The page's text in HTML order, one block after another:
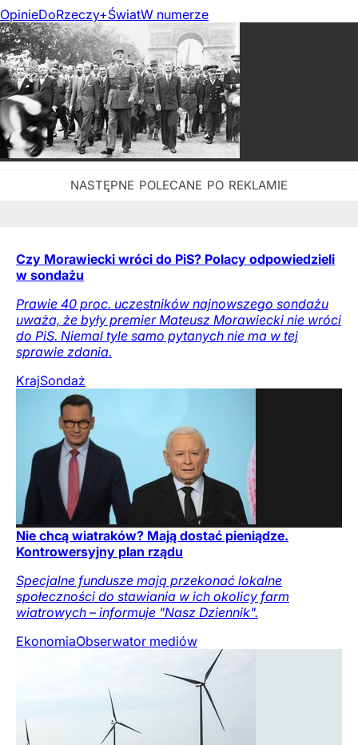
OpinieDoRzeczy+ŚwiatW numerze
Czy Morawiecki wróci do PiS? Polacy odpowiedzieli
w sondażu
Prawie 40 proc. uczestników najnowszego sondażu
uważa, że były premier Mateusz Morawiecki nie wróci
do PiS. Niemal tyle samo pytanych nie ma w tej
sprawie zdania.
KrajSondaż
Nie chcą wiatraków? Mają dostać pieniądze.
Kontrowersyjny plan rządu
Specjalne fundusze mają przekonać lokalne
społeczności do stawiania w ich okolicy farm
wiatrowych – informuje "Nasz Dziennik".
EkonomiaObserwator mediów